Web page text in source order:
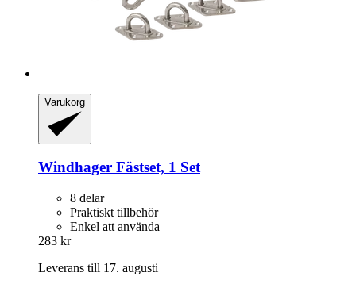
Varukorg
Windhager Fästset, 1 Set
8 delar
Praktiskt tillbehör
Enkel att använda
283 kr
Leverans till 17. augusti